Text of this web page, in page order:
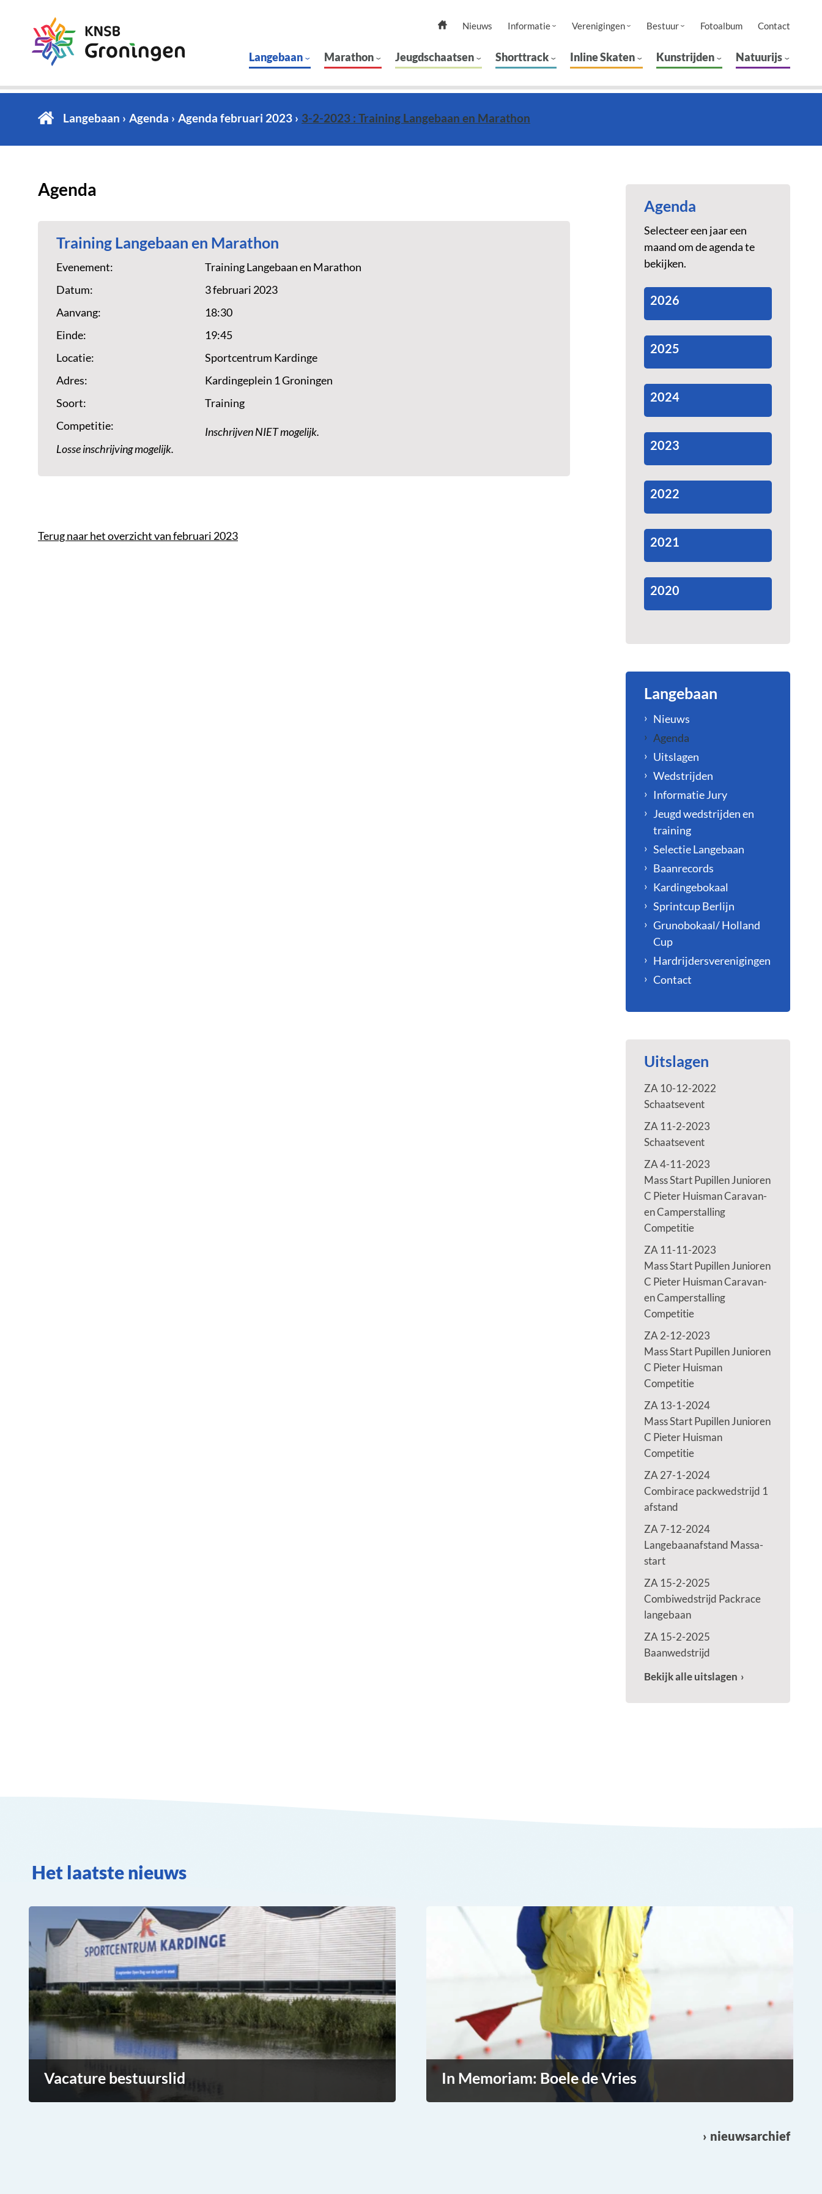
Nieuws Informatie Verenigingen Bestuur Fotoalbum Contact
Langebaan Marathon Jeugdschaatsen Shorttrack Inline Skaten Kunstrijden Natuurijs
Langebaan Agenda Agenda februari 2023 3-2-2023 : Training Langebaan en Marathon
Agenda
Training Langebaan en Marathon
Evenement:
Training Langebaan en Marathon
Datum:
3 februari 2023
Aanvang:
18:30
Einde:
19:45
Locatie:
Sportcentrum Kardinge
Adres:
Kardingeplein 1 Groningen
Soort:
Training
Competitie:
Inschrijven NIET mogelijk.
Losse inschrijving mogelijk.
Terug naar het overzicht van februari 2023
Agenda
Selecteer een jaar een
maand om de agenda te
bekijken.
2026
2025
2024
2023
2022
2021
2020
Langebaan
Nieuws
Agenda
Uitslagen
Wedstrijden
Informatie Jury
Jeugd wedstrijden en
training
Selectie Langebaan
Baanrecords
Kardingebokaal
Sprintcup Berlijn
Grunobokaal/ Holland
Cup
Hardrijdersverenigingen
Contact
Uitslagen
ZA 10-12-2022
Schaatsevent
ZA 11-2-2023
Schaatsevent
ZA 4-11-2023
Mass Start Pupillen Junioren
C Pieter Huisman Caravan-
en Camperstalling
Competitie
ZA 11-11-2023
Mass Start Pupillen Junioren
C Pieter Huisman Caravan-
en Camperstalling
Competitie
ZA 2-12-2023
Mass Start Pupillen Junioren
C Pieter Huisman
Competitie
ZA 13-1-2024
Mass Start Pupillen Junioren
C Pieter Huisman
Competitie
ZA 27-1-2024
Combirace packwedstrijd 1
afstand
ZA 7-12-2024
Langebaanafstand Massa-
start
ZA 15-2-2025
Combiwedstrijd Packrace
langebaan
ZA 15-2-2025
Baanwedstrijd
Bekijk alle uitslagen
Het laatste nieuws
Vacature bestuurslid In Memoriam: Boele de Vries
nieuwsarchief